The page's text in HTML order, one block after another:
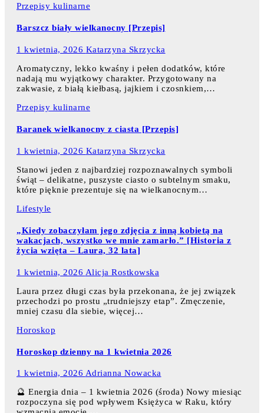
Przepisy kulinarne
Barszcz biały wielkanocny [Przepis]
1 kwietnia, 2026 Katarzyna Skrzycka
Aromatyczny, lekko kwaśny i pełen dodatków, które
nadają mu wyjątkowy charakter. Przygotowany na
zakwasie, z białą kiełbasą, jajkiem i czosnkiem,…
Przepisy kulinarne
Baranek wielkanocny z ciasta [Przepis]
1 kwietnia, 2026 Katarzyna Skrzycka
Stanowi jeden z najbardziej rozpoznawalnych symboli
świąt – delikatne, puszyste ciasto o subtelnym smaku,
które pięknie prezentuje się na wielkanocnym…
Lifestyle
„Kiedy zobaczyłam jego zdjęcia z inną kobietą na
wakacjach, wszystko we mnie zamarło.” [Historia z
życia wzięta – Laura, 32 lata]
1 kwietnia, 2026 Alicja Rostkowska
Laura przez długi czas była przekonana, że jej związek
przechodzi po prostu „trudniejszy etap”. Zmęczenie,
mniej czasu dla siebie, więcej…
Horoskop
Horoskop dzienny na 1 kwietnia 2026
1 kwietnia, 2026 Adrianna Nowacka
🔮 Energia dnia – 1 kwietnia 2026 (środa) Nowy miesiąc
rozpoczyna się pod wpływem Księżyca w Raku, który